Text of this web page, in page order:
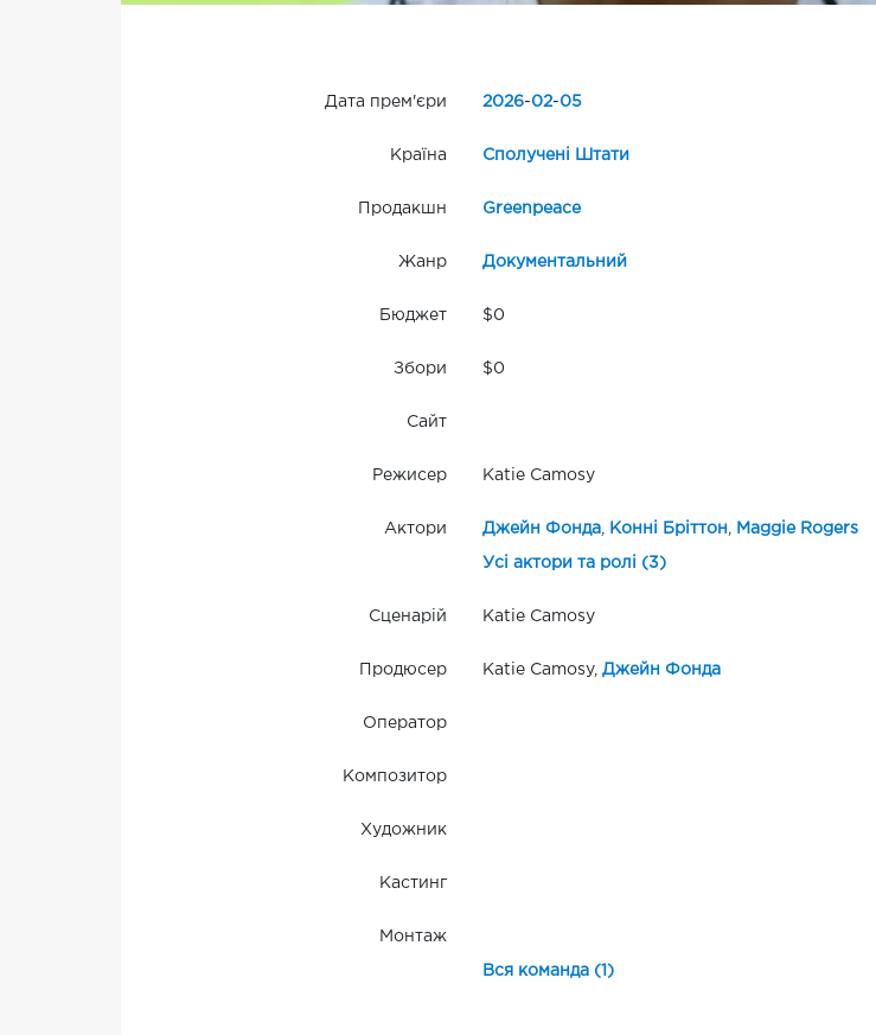
Дата прем'єри 2026-02-05
Країна Сполучені Штати
Продакшн Greenpeace
Жанр Документальний
Бюджет $0
Збори $0
Сайт
Режисер Katie Camosy
Актори Джейн Фонда, Конні Бріттон Maggie Rogers
Усі актори та ролі (3)
Сценарій Katie Camosy
Продюсер Katie Camosy, Джейн Фонда
Оператор
Композитор
Художник
Кастинг
Монтаж
Вся команда (1)